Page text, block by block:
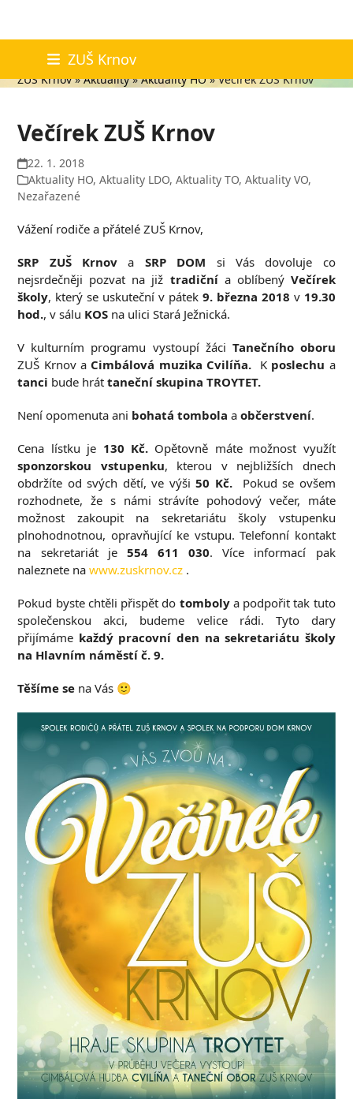
content
ZUŠ Krnov
Aktuality
ZUŠ Krnov»Aktuality»Aktuality HO»Večírek ZUŠ Krnov
Večírek ZUŠ Krnov
22. 1. 2018
Aktuality HO,Aktuality LDO,Aktuality TO,Aktuality VO,
Nezařazené
Vážení rodiče a přátelé ZUŠ Krnov,
SRP ZUŠ Krnov a SRP DOM si Vás dovoluje co
nejsrdečněji pozvat na již tradičnía oblíbenýVečírek
školy, který se uskuteční v pátek 9. března 2018 v 19.30
hod., v sálu KOS na ulici Stará Ježnická.
V kulturním programu vystoupí žáci Tanečního oboru
ZUŠ Krnov a Cimbálová muzika Cvilíňa. K poslechu a
tanci bude hráttaneční skupina TROYTET.
Není opomenuta ani bohatá tombola aobčerstvení.
Cena lístku je 130 Kč. Opětovně máte možnost využít
sponzorskou vstupenku, kterou v nejbližších dnech
obdržíte od svých dětí, ve výši 50 Kč.Pokud se ovšem
rozhodnete, že s námi strávíte pohodový večer, máte
možnost zakoupit na sekretariátu školy vstupenku
plnohodnotnou, opravňující ke vstupu. Telefonní kontakt
na sekretariát je 554 611 030. Více informací pak
naleznete nawww.zuskrnov.cz .
Pokud byste chtěli přispět do tombolya podpořit tak tuto
společenskou akci, budeme velice rádi. Tyto dary
přijímáme každý pracovní den na sekretariátu školy
na Hlavním náměstí č. 9.
Těšíme se na Vás 🙂